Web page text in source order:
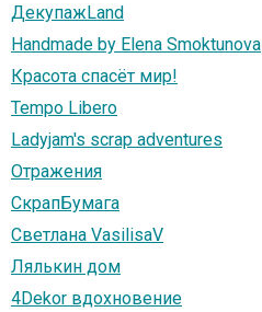
ДекупажLand
Handmade by Elena Smoktunova
Красота спасёт мир!
Tempo Libero
Ladyjam's scrap adventures
Отражения
СкрапБумага
Светлана VasilisaV
Лялькин дом
4Dekor вдохновение